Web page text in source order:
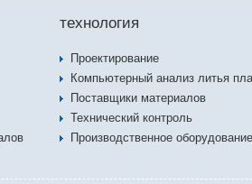
технология
Проектирование
Компьютерный анализ литья
Поставщики материалов
Технический контроль
Производственное оборудование